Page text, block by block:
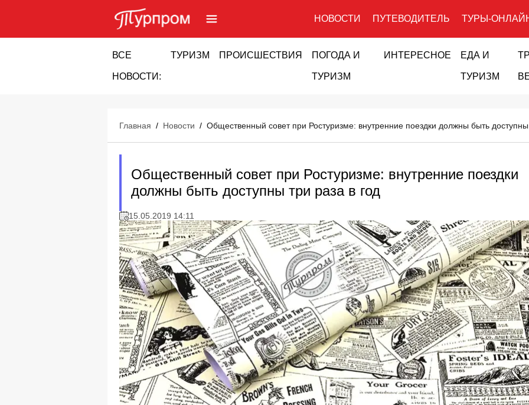
НОВОСТИ ПУТЕВОДИТЕЛЬ ТУРЫ-
ВСЕ
НОВОСТИ:
ТУРИЗМ ПРОИСШЕСТВИЯ ПОГОДА И
ТУРИЗМ
ИНТЕРЕСНОЕ ЕДА И
ТУРИЗМ
Главная / Новости / Общественный совет при Ростуризме: внутренние поездки должны быть доступны
Общественный совет при Ростуризме: внутренние поездки
должны быть доступны три раза в год
15.05.2019 14:11